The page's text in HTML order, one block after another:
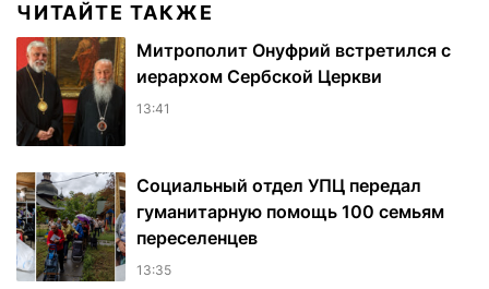
ЧИТАЙТЕ ТАКЖЕ
Митрополит Онуфрий встретился с
иерархом Сербской Церкви
13:41
Социальный отдел УПЦ передал
гуманитарную помощь 100 семьям
переселенцев
13:35